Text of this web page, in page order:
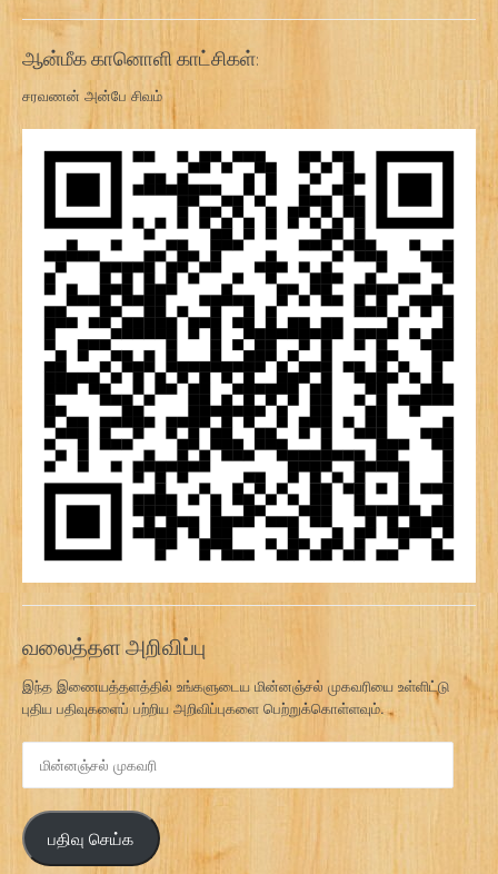
ஆன்மீக கானொளி காட்சிகள்:
சரவணன் அன்பே சிவம்
வலைத்தள அறிவிப்பு
இந்த இணையத்தளத்தில் உங்களுடைய மின்னஞ்சல் முகவரியை உள்ளிட்டு
புதிய பதிவுகளைப் பற்றிய அறிவிப்புகளை பெற்றுக்கொள்ளவும்.
ன
ஞ்
ச
ல்
பதிவு செய்க